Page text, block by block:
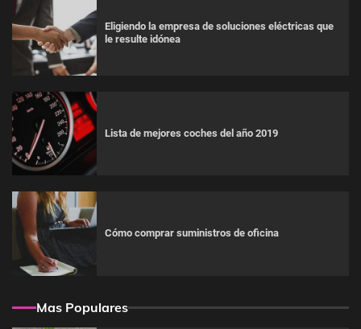
Eligiendo la empresa de soluciones eléctricas que
le resulte idónea
Lista de mejores coches del año 2019
Cómo comprar suministros de oficina
Mas Populares